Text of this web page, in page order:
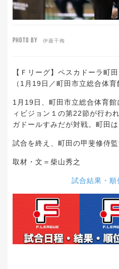
PHOTO BY 伊藤千梅
【Ｆリーグ】ペスカドーラ町
（1月19日／町田市立総合体育
1月19日、町田市立総合体育
ィビジョン１の第22節が行わ
ガドールすみだが対戦。町田は
試合を終え、町田の甲斐修侍
取材・文＝柴山秀之
試合結果・順